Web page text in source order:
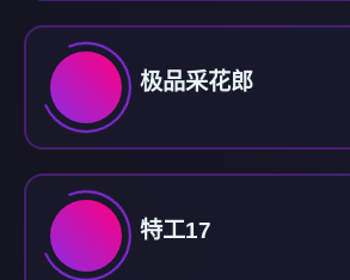
极品采花郎
特工17